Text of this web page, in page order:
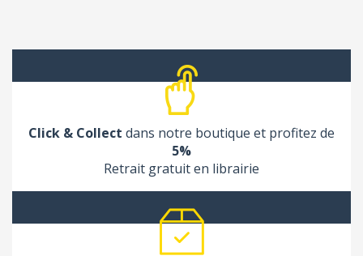
Click & Collect dans notre boutique et profitez de
5%
Retrait gratuit en librairie